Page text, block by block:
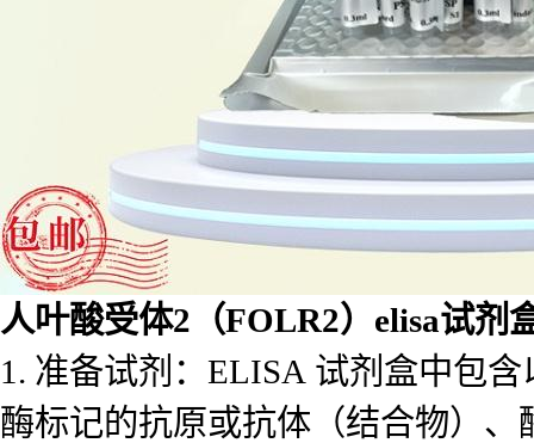
人叶酸受体2（FOLR2）elisa试剂
1. 准备试剂：ELISA 试剂盒中包
酶标记的抗原或抗体（结合物）